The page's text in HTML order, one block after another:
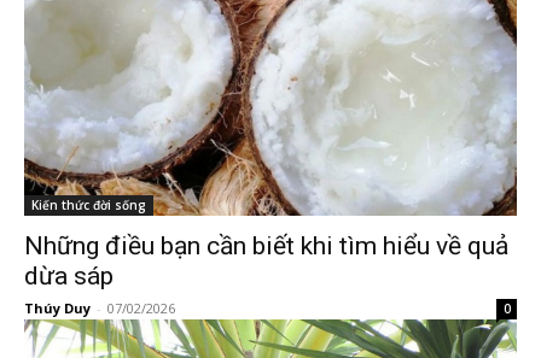
Kiến thức đời sống
Những điều bạn cần biết khi tìm hiểu về quả
dừa sáp
Thúy Duy - 07/02/2026 0